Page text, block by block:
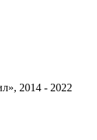
2014 - 2022